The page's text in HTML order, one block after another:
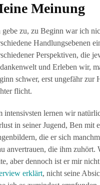
Meinung
gebe zu, zu Beginn war ich
Handlungsebenen
Perspektiven, die
und Erleben wir,
schwer, erst ungefähr zur
flicht.
intensivsten lernen wir
in seiner Jugend, Ben mit
die er sich
anvertrauen, die ihm zuhört.
aber dennoch ist er mir
erklärt, nicht seine